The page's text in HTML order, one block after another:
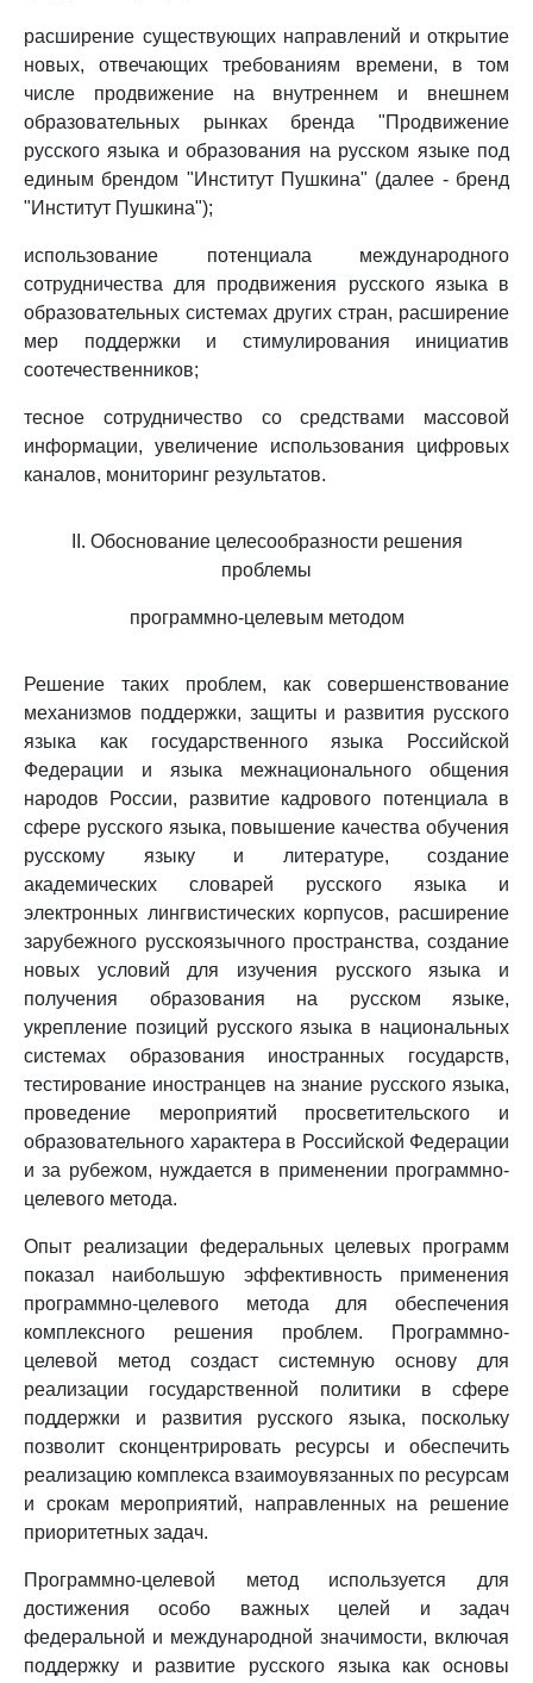
расширение существующих направлений и открытие
новых, отвечающих требованиям времени, в том
числе продвижение на внутреннем и внешнем
образовательных рынках бренда "Продвижение
русского языка и образования на русском языке под
единым брендом "Институт Пушкина" (далее - бренд
"Институт Пушкина");
использование потенциала международного
сотрудничества для продвижения русского языка в
образовательных системах других стран, расширение
мер поддержки и стимулирования инициатив
соотечественников;
тесное сотрудничество со средствами массовой
информации, увеличение использования цифровых
каналов, мониторинг результатов.
II. Обоснование целесообразности решения
проблемы
программно-целевым методом
Решение таких проблем, как совершенствование
механизмов поддержки, защиты и развития русского
языка как государственного языка Российской
Федерации и языка межнационального общения
народов России, развитие кадрового потенциала в
сфере русского языка, повышение качества обучения
русскому языку и литературе, создание
академических словарей русского языка и
электронных лингвистических корпусов, расширение
зарубежного русскоязычного пространства, создание
новых условий для изучения русского языка и
получения образования на русском языке,
укрепление позиций русского языка в национальных
системах образования иностранных государств,
тестирование иностранцев на знание русского языка,
проведение мероприятий просветительского и
образовательного характера в Российской Федерации
и за рубежом, нуждается в применении программно-
целевого метода.
Опыт реализации федеральных целевых программ
показал наибольшую эффективность применения
программно-целевого метода для обеспечения
комплексного решения проблем. Программно-
целевой метод создаст системную основу для
реализации государственной политики в сфере
поддержки и развития русского языка, поскольку
позволит сконцентрировать ресурсы и обеспечить
реализацию комплекса взаимоувязанных по ресурсам
и срокам мероприятий, направленных на решение
приоритетных задач.
Программно-целевой метод используется для
достижения особо важных целей и задач
федеральной и международной значимости, включая
поддержку и развитие русского языка как основы